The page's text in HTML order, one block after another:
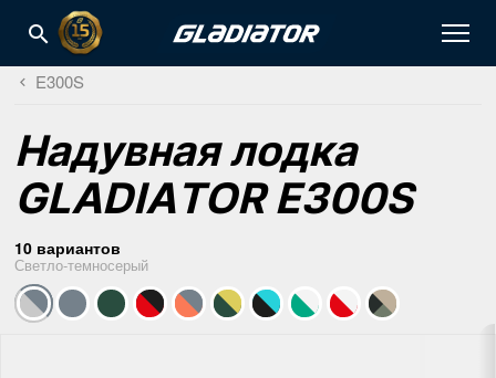
E300S
Надувная лодка
GLADIATOR E300S
10 вариантов
Светло-темносерый